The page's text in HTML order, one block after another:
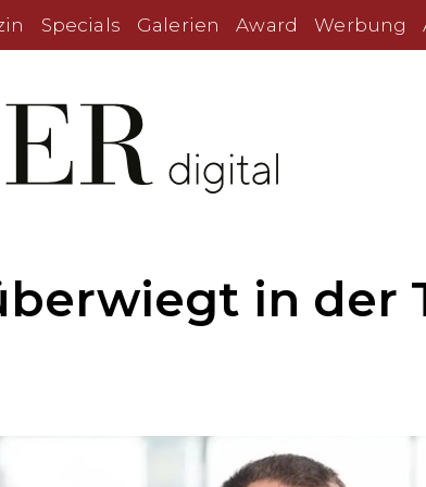
Specials Galerien Award Werbung
in der